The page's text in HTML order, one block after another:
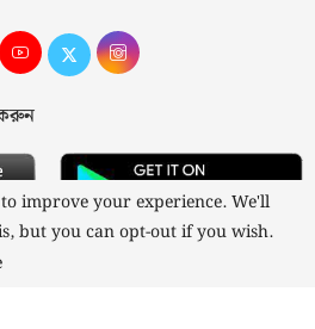
improve your experience. We'll
but you can opt-out if you wish.